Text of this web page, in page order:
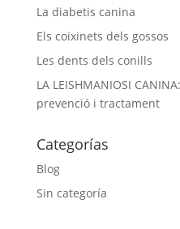
La diabetis canina
Els coixinets dels gossos
Les dents dels conills
LA LEISHMANIOSI
prevenció i tractament
Categorías
Blog
Sin categoría